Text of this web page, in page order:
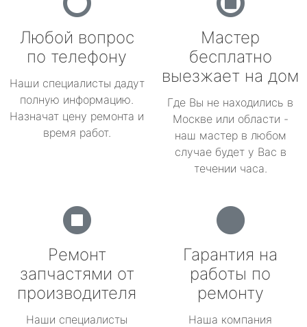
Любой вопрос
по телефону
Наши специалисты дадут
полную информацию.
Назначат цену ремонта и
время работ.
Мастер
бесплатно
выезжает на дом
Где Вы не находились в
Москве или области -
наш мастер в любом
случае будет у Вас в
течении часа.
Ремонт
запчастями от
производителя
Наши специалисты
Гарантия на
работы по
ремонту
Наша компания